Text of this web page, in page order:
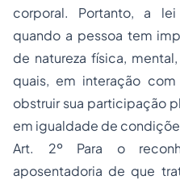
corporal. Portanto, a
quando a pessoa tem
de natureza física,
quais, em interação
obstruir sua participação
em igualdade de
Art. 2º Para o
aposentadoria de que